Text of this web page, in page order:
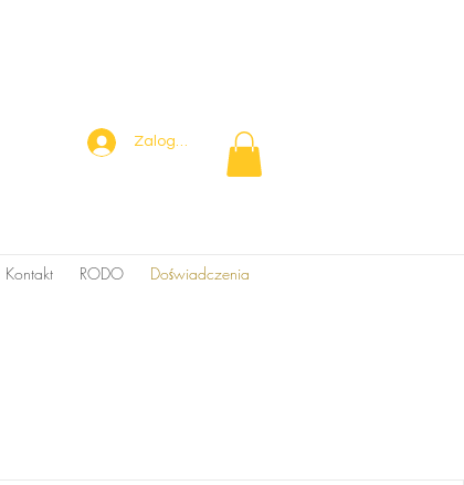
Zaloguj się
Kontakt RODO Doświadczenia